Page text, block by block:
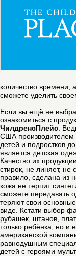
количество времени,
сможете уделить
Если вы ещё не
ознакомиться с
ЧилдренсПлейс .
США производителем
детей и подростков
является детская
Качество их
стирок, не линяет, не
правило, сделана из
кожа не терпит
сможете передавать
теряют свои
виде. Кстати выбор
рубашек, штанов,
только ребёнка, но и
американской
равнодушным
детей с героями